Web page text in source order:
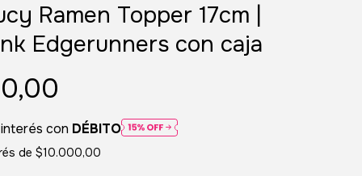
Ramen Topper 17cm |
Edgerunners con caja
con DÉBITO
de $10.000,00